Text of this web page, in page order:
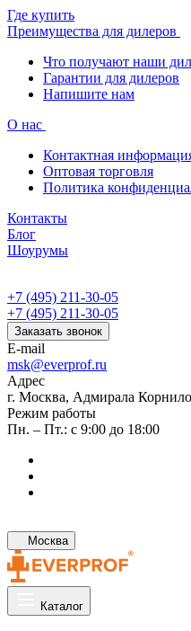
Где купить
Преимущества для дилеров
Что получают наши
Гарантии для дилеров
Напишите нам
О нас
Контактная
Оптовая торговля
Политика
Контакты
Блог
Шоурумы
+7 (495) 211-30-05
+7 (495) 211-30-05
Заказать звонок
E-mail
msk@everprof.ru
Адрес
г. Москва, Адмирала
Режим работы
Пн. – Пт.: с 9:00 до 18:00
Москва
Каталог